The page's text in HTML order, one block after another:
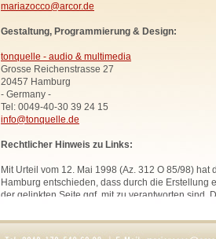
mariazocco@arcor.de
Gestaltung, Programmierung & Design:
tonquelle - audio & multimedia
Grosse Reichenstrasse 27
20457 Hamburg
- Germany -
Tel: 0049-40-30 39 24 15
info@tonquelle.de
Rechtlicher Hinweis zu Links:
Mit Urteil vom 12. Mai 1998 (Az. 312 O 85/98) hat
Hamburg entschieden, dass durch die Erstellung
der gelinkten Seite ggf. mit zu verantworten sind.
Website. Diese Erklärung gilt für sämtliche Links
zur Zeit bestehen oder in Zukunft bestehen